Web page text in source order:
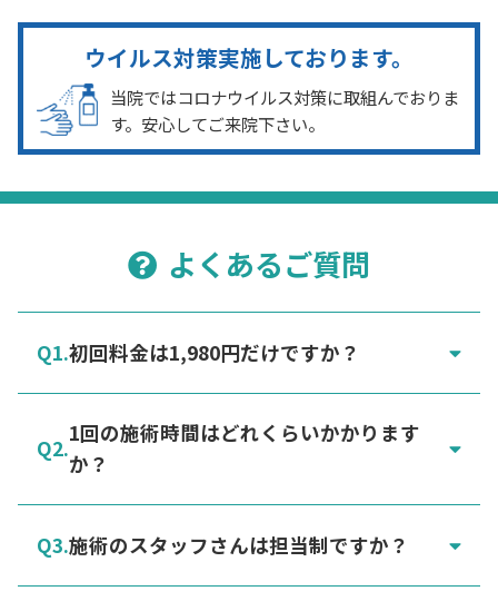
た利用は致しません。
（個人情報の提供・委託）
ご提供頂きました個人情報は、法令の定めな
どにより、第三者に提供する場合があります。
あらかじめ同意いただいた範囲を超えて、第
利用目的を達成するために必要な範囲内で、
当社の個人情報保護基準に合格した委託先に
個人情報の取り扱いを委託することがありま
す。
等）
ご提供頂きました個人情報について、開示・
訂正・削除・利用停止等のご本人の権利を行
使される場合は、適切に対応いたします。
（個人情報を提供することの任意性及び当該
ウイルス対策実施しております。
当院ではコロナウイルス対策に取組んでおりま
す。安心してご来院下さい。
よくあるご質問
初回料金は1,980円だけですか？
1回の施術時間はどれくらいかかります
か？
施術のスタッフさんは担当制ですか？